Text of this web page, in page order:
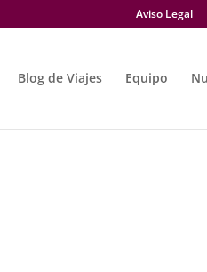
Aviso Legal
Blog de Viajes Equipo